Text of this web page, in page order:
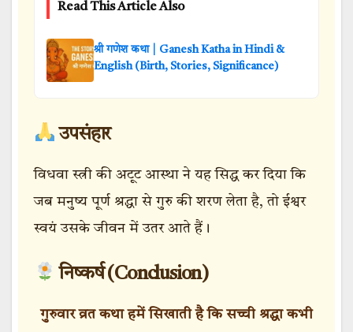
Read This Article Also
श्री गणेश कथा | Ganesh Katha in Hindi &
English (Birth, Stories, Significance)
उपसंहार
विधवा स्त्री की अटूट आस्था ने यह सिद्ध कर दिया कि
जब मनुष्य पूर्ण श्रद्धा से गुरु की शरण लेता है, तो ईश्वर
स्वयं उसके जीवन में उतर आते हैं।
निष्कर्ष (Conclusion)
गुरुवार व्रत कथा हमें सिखाती है कि सच्ची श्रद्धा कभी